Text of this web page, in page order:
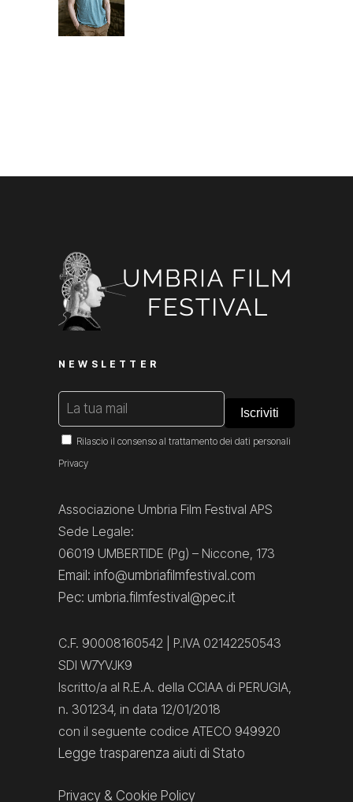
NEWSLETTER
Rilascio il consenso al trattamento dei dati personali
Privacy
Associazione Umbria Film Festival APS
Sede Legale:
06019 UMBERTIDE (Pg) – Niccone, 173
Email: info@umbriafilmfestival.com
Pec: umbria.filmfestival@pec.it
C.F. 90008160542 | P.IVA 02142250543
SDI W7YVJK9
Iscritto/a al R.E.A. della CCIAA di PERUGIA,
n. 301234, in data 12/01/2018
con il seguente codice ATECO 949920
Legge trasparenza aiuti di Stato
Privacy & Cookie Policy